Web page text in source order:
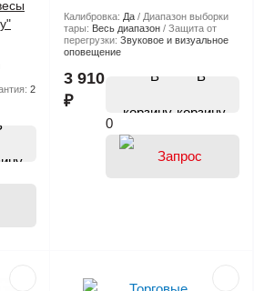
2
Калибровка: Да
Диапазон выборки
тары: Весь диапазон
Защита от
перегрузки: Звуковое и визуальное
оповещение
3 910
₽
В
корзину
0